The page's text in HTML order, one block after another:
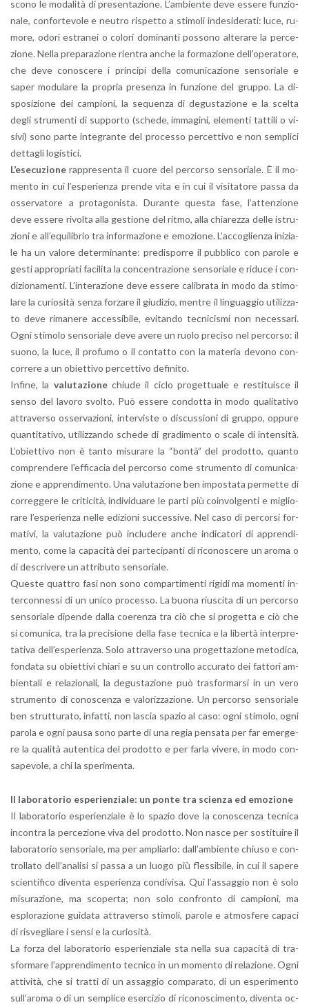
sco­no le mo­da­li­tà di pre­sen­ta­zio­ne. L’am­bien­te deve es­se­re fun­zio­
na­le, con­for­te­vo­le e neu­tro ri­spet­to a sti­mo­li in­de­si­de­ra­ti: luce, ru­
mo­re, odori estra­nei o co­lo­ri do­mi­nan­ti pos­so­no al­te­ra­re la per­ce­
zio­ne. Nella pre­pa­ra­zio­ne rien­tra anche la for­ma­zio­ne del­l’o­pe­ra­to­re,
che deve co­no­sce­re i prin­ci­pi della co­mu­ni­ca­zio­ne sen­so­ria­le e
saper mo­du­la­re la pro­pria pre­sen­za in fun­zio­ne del grup­po. La di­
spo­si­zio­ne dei cam­pio­ni, la se­quen­za di de­gu­sta­zio­ne e la scel­ta
degli stru­men­ti di sup­por­to (sche­de, im­ma­gi­ni, ele­men­ti tat­ti­li o vi­
si­vi) sono parte in­te­gran­te del pro­ces­so per­cet­ti­vo e non sem­pli­ci
det­ta­gli lo­gi­sti­ci.
L’e­se­cu­zio­ne rap­pre­sen­ta il cuore del per­cor­so sen­so­ria­le. È il mo­
men­to in cui l’e­spe­rien­za pren­de vita e in cui il vi­si­ta­to­re passa da
os­ser­va­to­re a pro­ta­go­ni­sta. Du­ran­te que­sta fase, l’at­ten­zio­ne
deve es­se­re ri­vol­ta alla ge­stio­ne del ritmo, alla chia­rez­za delle istru­
zio­ni e al­l’e­qui­li­brio tra in­for­ma­zio­ne e emo­zio­ne. L’ac­co­glien­za ini­zia­
le ha un va­lo­re de­ter­mi­nan­te: pre­di­spor­re il pub­bli­co con pa­ro­le e
gesti ap­pro­pria­ti fa­ci­li­ta la con­cen­tra­zio­ne sen­so­ria­le e ri­du­ce i con­
di­zio­na­men­ti. L’in­te­ra­zio­ne deve es­se­re ca­li­bra­ta in modo da sti­mo­
la­re la cu­rio­si­tà senza for­za­re il giu­di­zio, men­tre il lin­guag­gio uti­liz­za­
to deve ri­ma­ne­re ac­ces­si­bi­le, evi­tan­do tec­ni­ci­smi non ne­ces­sa­ri.
Ogni sti­mo­lo sen­so­ria­le deve avere un ruolo pre­ci­so nel per­cor­so: il
suono, la luce, il pro­fu­mo o il con­tat­to con la ma­te­ria de­vo­no con­
cor­re­re a un obiet­ti­vo per­cet­ti­vo de­fi­ni­to.
In­fi­ne, la va­lu­ta­zio­nechiu­de il ciclo pro­get­tua­le e re­sti­tui­sce il
senso del la­vo­ro svol­to. Può es­se­re con­dot­ta in modo qua­li­ta­ti­vo
at­tra­ver­so os­ser­va­zio­ni, in­ter­vi­ste o di­scus­sio­ni di grup­po, op­pu­re
quan­ti­ta­ti­vo, uti­liz­zan­do sche­de di gra­di­men­to o scale di in­ten­si­tà.
L’o­biet­ti­vo non è tanto mi­su­ra­re la “bontà” del pro­dot­to, quan­to
com­pren­de­re l’ef­fi­ca­cia del per­cor­so come stru­men­to di co­mu­ni­ca­
zio­ne e ap­pren­di­men­to. Una va­lu­ta­zio­ne ben im­po­sta­ta per­met­te di
cor­reg­ge­re le cri­ti­ci­tà, in­di­vi­dua­re le parti più coin­vol­gen­ti e mi­glio­
ra­re l’e­spe­rien­za nelle edi­zio­ni suc­ces­si­ve. Nel caso di per­cor­si for­
ma­ti­vi, la va­lu­ta­zio­ne può in­clu­de­re anche in­di­ca­to­ri di ap­pren­di­
men­to, come la ca­pa­ci­tà dei par­te­ci­pan­ti di ri­co­no­sce­re un aroma o
di de­scri­ve­re un at­tri­bu­to sen­so­ria­le.
Que­ste quat­tro fasi non sono com­par­ti­men­ti ri­gi­di ma mo­men­ti in­
ter­con­nes­si di un unico pro­ces­so. La buona riu­sci­ta di un per­cor­so
sen­so­ria­le di­pen­de dalla coe­ren­za tra ciò che si pro­get­ta e ciò che
si co­mu­ni­ca, tra la pre­ci­sio­ne della fase tec­ni­ca e la li­ber­tà in­ter­pre­
ta­ti­va del­l’e­spe­rien­za. Solo at­tra­ver­so una pro­get­ta­zio­ne me­to­di­ca,
fon­da­ta su obiet­ti­vi chia­ri e su un con­trol­lo ac­cu­ra­to dei fat­to­ri am­
bien­ta­li e re­la­zio­na­li, la de­gu­sta­zio­ne può tra­sfor­mar­si in un vero
stru­men­to di co­no­scen­za e va­lo­riz­za­zio­ne. Un per­cor­so sen­so­ria­le
ben strut­tu­ra­to, in­fat­ti, non la­scia spa­zio al caso: ogni sti­mo­lo, ogni
pa­ro­la e ogni pausa sono parte di una regia pen­sa­ta per far emer­ge­
re la qua­li­tà au­ten­ti­ca del pro­dot­to e per farla vi­ve­re, in modo con­
sa­pe­vo­le, a chi la spe­ri­men­ta.
Il la­bo­ra­to­rio espe­rien­zia­le: un ponte tra scien­za ed emo­zio­ne
Il la­bo­ra­to­rio espe­rien­zia­le è lo spa­zio dove la co­no­scen­za tec­ni­ca
in­con­tra la per­ce­zio­ne viva del pro­dot­to. Non nasce per so­sti­tui­re il
la­bo­ra­to­rio sen­so­ria­le, ma per am­pliar­lo: dal­l’am­bien­te chiu­so e con­
trol­la­to del­l’a­na­li­si si passa a un luogo più fles­si­bi­le, in cui il sa­pe­re
scien­ti­fi­co di­ven­ta espe­rien­za con­di­vi­sa. Qui l’as­sag­gio non è solo
mi­su­ra­zio­ne, ma sco­per­ta; non solo con­fron­to di cam­pio­ni, ma
esplo­ra­zio­ne gui­da­ta at­tra­ver­so sti­mo­li, pa­ro­le e at­mo­sfe­re ca­pa­ci
di ri­sve­glia­re i sensi e la cu­rio­si­tà.
La forza del la­bo­ra­to­rio espe­rien­zia­le sta nella sua ca­pa­ci­tà di tra­
sfor­ma­re l’ap­pren­di­men­to tec­ni­co in un mo­men­to di re­la­zio­ne. Ogni
at­ti­vi­tà, che si trat­ti di un as­sag­gio com­pa­ra­to, di un espe­ri­men­to
sul­l’a­ro­ma o di un sem­pli­ce eser­ci­zio di ri­co­no­sci­men­to, di­ven­ta oc­